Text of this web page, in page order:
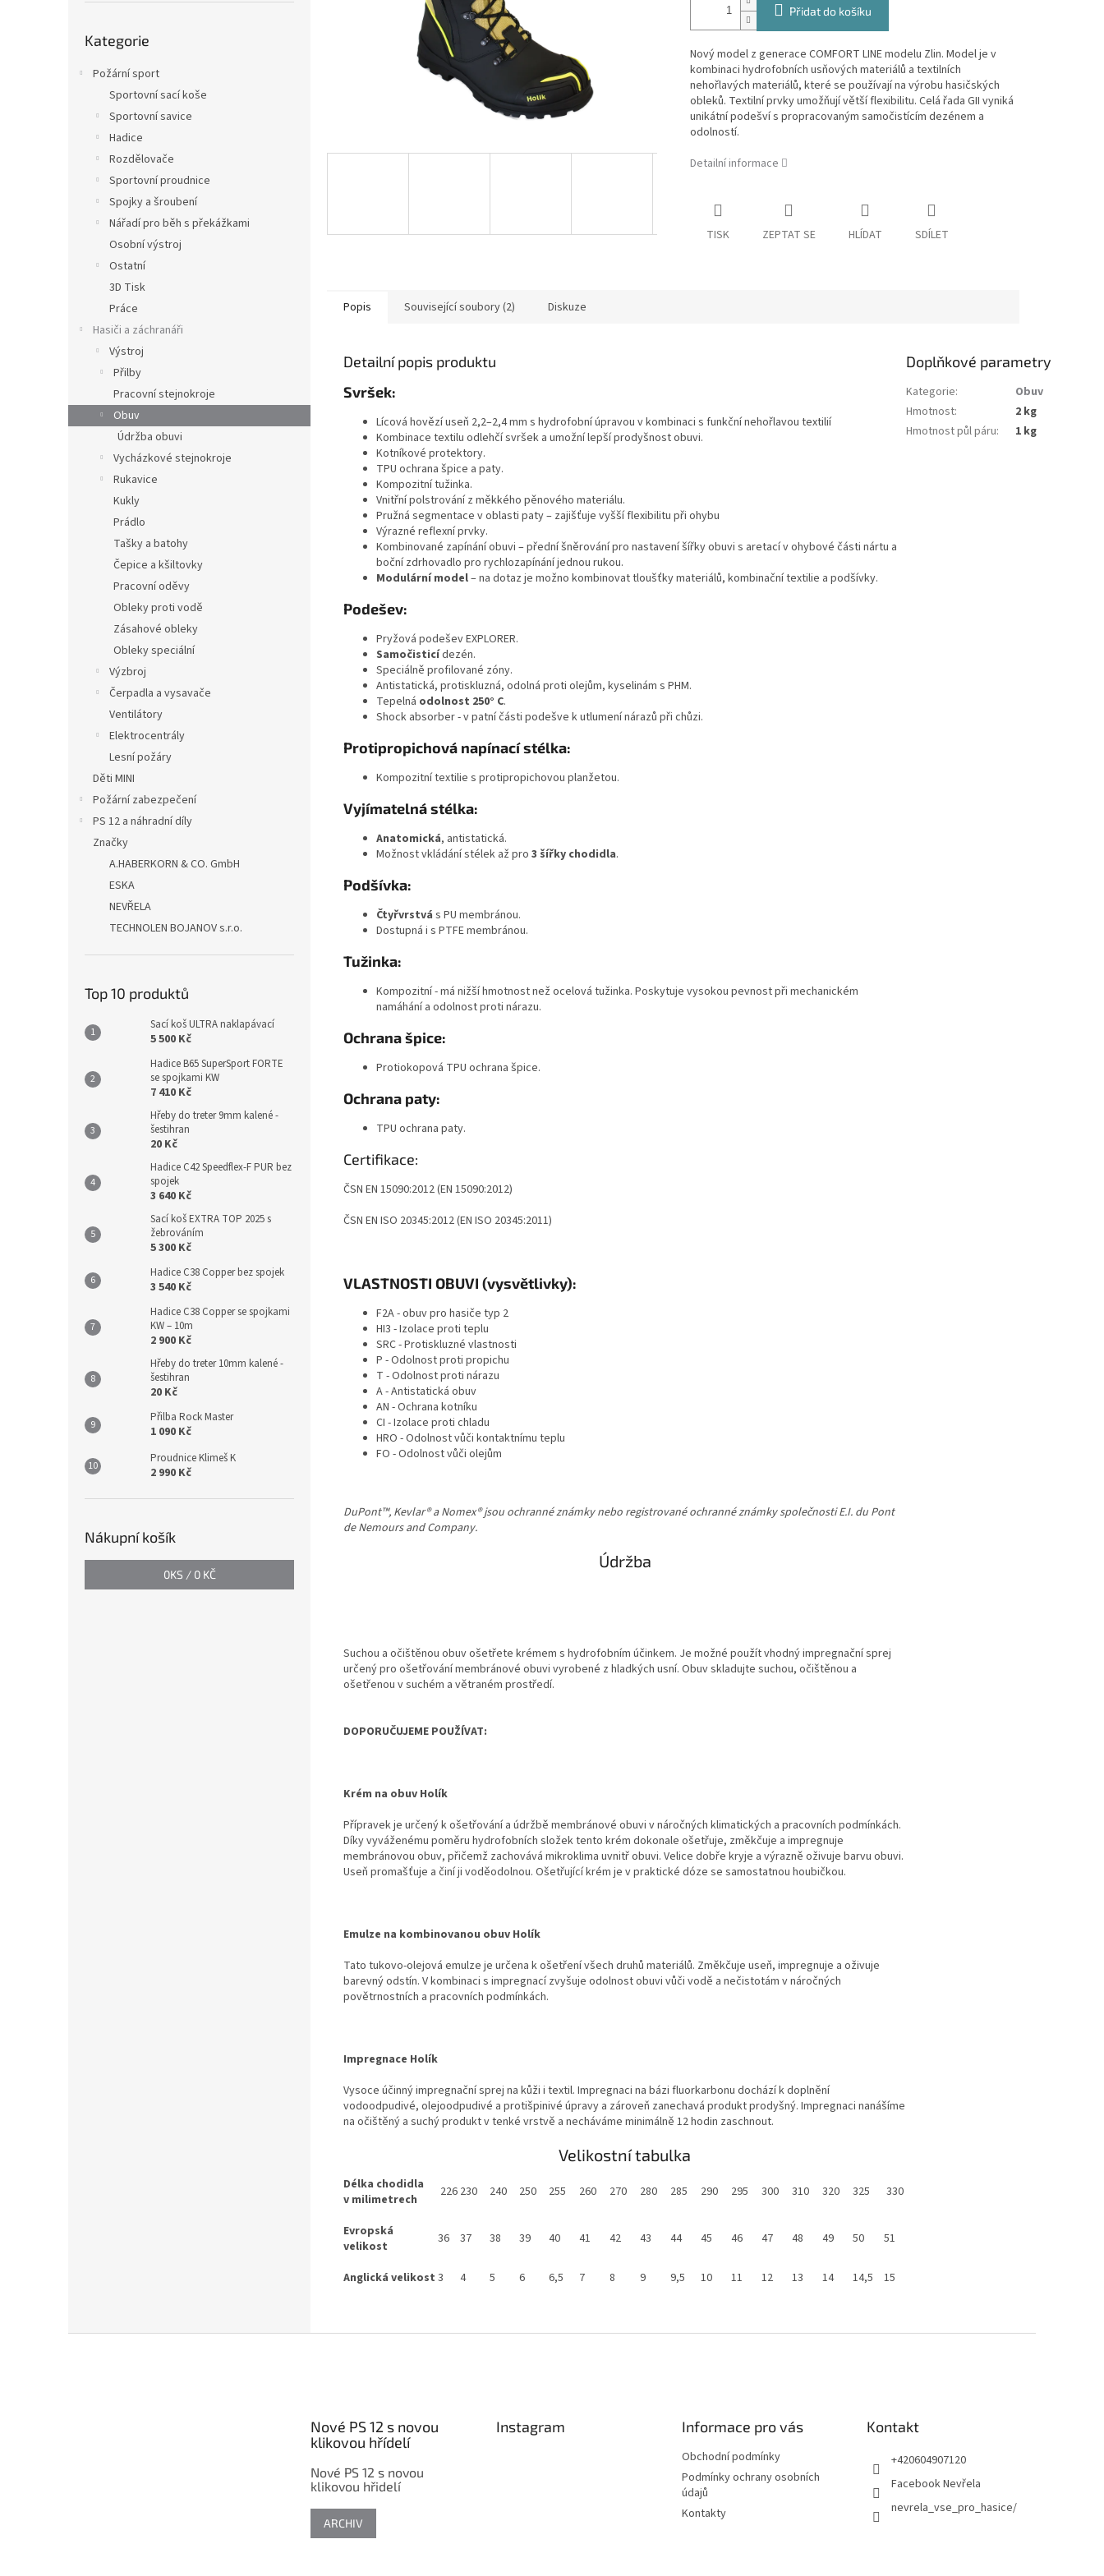
kategorie
Kategorie
Požární sport
Sportovní sací koše
Sportovní savice
Hadice
Rozdělovače
Sportovní proudnice
Spojky a šroubení
Nářadí pro běh s překážkami
Osobní výstroj
Ostatní
3D Tisk
Práce
Hasiči a záchranáři
Výstroj
Přilby
Pracovní stejnokroje
Obuv
Údržba obuvi
Vycházkové stejnokroje
Rukavice
Kukly
Prádlo
Tašky a batohy
Čepice a kšiltovky
Pracovní oděvy
Obleky proti vodě
Zásahové obleky
Obleky speciální
Výzbroj
Čerpadla a vysavače
Ventilátory
Elektrocentrály
Lesní požáry
Děti MINI
Požární zabezpečení
PS 12 a náhradní díly
Značky
A.HABERKORN & CO. GmbH
ESKA
NEVŘELA
TECHNOLEN BOJANOV s.r.o.
Top 10 produktů
Sací koš ULTRA naklapávací
5 500 Kč
Hadice B65 SuperSport FORTE
se spojkami KW
7 410 Kč
Hřeby do treter 9mm kalené -
šestihran
20 Kč
Hadice C42 Speedflex-F PUR bez
spojek
3 640 Kč
Sací koš EXTRA TOP 2025 s
žebrováním
5 300 Kč
Hadice C38 Copper bez spojek
3 540 Kč
Hadice C38 Copper se spojkami
KW – 10m
2 900 Kč
Hřeby do treter 10mm kalené -
šestihran
20 Kč
Přilba Rock Master
1 090 Kč
Proudnice Klimeš K
2 990 Kč
Nákupní košík
0KS / 0 KČ
Přidat do košíku
Nový model z generace COMFORT LINE modelu Zlin. Model je v
kombinaci hydrofobních usňových materiálů a textilních
nehořlavých materiálů, které se používají na výrobu hasičských
obleků. Textilní prvky umožňují větší flexibilitu. Celá řada GII vyniká
unikátní podešví s propracovaným samočistícím dezénem a
odolností.
Detailní informace
TISK ZEPTAT SE HLÍDAT SDÍLET
Popis Související soubory (2) Diskuze
Detailní popis produktu
Svršek:
Lícová hovězí useň 2,2–2,4 mm s hydrofobní úpravou v kombinaci s funkční nehořlavou textilií
Kombinace textilu odlehčí svršek a umožní lepší prodyšnost obuvi.
Kotníkové protektory.
TPU ochrana špice a paty.
Kompozitní tužinka.
Vnitřní polstrování z měkkého pěnového materiálu.
Pružná segmentace v oblasti paty – zajišťuje vyšší flexibilitu při ohybu
Výrazné reflexní prvky.
Kombinované zapínání obuvi – přední šněrování pro nastavení šířky obuvi s aretací v ohybové části nártu a
boční zdrhovadlo pro rychlozapínání jednou rukou.
Modulární model– na dotaz je možno kombinovat tloušťky materiálů, kombinační textilie a podšívky.
Podešev:
Pryžová podešev EXPLORER.
Samočisticídezén.
Speciálně profilované zóny.
Antistatická, protiskluzná, odolná proti olejům, kyselinám s PHM.
Tepelná odolnost 250° C.
Shock absorber - v patní části podešve k utlumení nárazů při chůzi.
Protipropichová napínací stélka:
Kompozitní textilie s protipropichovou planžetou.
Vyjímatelná stélka:
Anatomická, antistatická.
Možnost vkládání stélek až pro 3 šířky chodidla.
Podšívka:
Čtyřvrstvá s PU membránou.
Dostupná i s PTFE membránou.
Tužinka:
Kompozitní - má nižší hmotnost než ocelová tužinka. Poskytuje vysokou pevnost při mechanickém
namáhání a odolnost proti nárazu.
Ochrana špice:
Protiokopová TPU ochrana špice.
Ochrana paty:
TPU ochrana paty.
Certifikace:
ČSN EN 15090:2012 (EN 15090:2012)
ČSN EN ISO 20345:2012 (EN ISO 20345:2011)
VLASTNOSTI OBUVI (vysvětlivky):
F2A - obuv pro hasiče typ 2
HI3 - Izolace proti teplu
SRC - Protiskluzné vlastnosti
P - Odolnost proti propichu
T - Odolnost proti nárazu
A - Antistatická obuv
AN - Ochrana kotníku
CI - Izolace proti chladu
HRO - Odolnost vůči kontaktnímu teplu
FO - Odolnost vůči olejům
DuPont™, Kevlar® a Nomex® jsou ochranné známky nebo registrované ochranné známky společnosti E.I. du Pont
de Nemours and Company.
Údržba
Suchou a očištěnou obuv ošetřete krémem s hydrofobním účinkem. Je možné použít vhodný impregnační sprej
určený pro ošetřování membránové obuvi vyrobené z hladkých usní. Obuv skladujte suchou, očištěnou a
ošetřenou v suchém a větraném prostředí.
DOPORUČUJEME POUŽÍVAT:
Krém na obuv Holík
Přípravek je určený k ošetřování a údržbě membránové obuvi v náročných klimatických a pracovních podmínkách.
Díky vyváženému poměru hydrofobních složek tento krém dokonale ošetřuje, změkčuje a impregnuje
membránovou obuv, přičemž zachovává mikroklima uvnitř obuvi. Velice dobře kryje a výrazně oživuje barvu obuvi.
Useň promašťuje a činí ji voděodolnou. Ošetřující krém je v praktické dóze se samostatnou houbičkou.
Emulze na kombinovanou obuv Holík
Tato tukovo-olejová emulze je určena k ošetření všech druhů materiálů. Změkčuje useň, impregnuje a oživuje
barevný odstín. V kombinaci s impregnací zvyšuje odolnost obuvi vůči vodě a nečistotám v náročných
povětrnostních a pracovních podmínkách.
Impregnace Holík
Vysoce účinný impregnační sprej na kůži i textil. Impregnaci na bázi fluorkarbonu dochází k doplnění
vodoodpudivé, olejoodpudivé a protišpinivé úpravy a zároveň zanechavá produkt prodyšný. Impregnaci nanášíme
na očištěný a suchý produkt v tenké vrstvě a necháváme minimálně 12 hodin zaschnout.
Velikostní tabulka
Délka chodidla
v milimetrech
226 230 240 250 255 260 270 280 285 290 295 300 310 320 325 330
Evropská
velikost
36 37 38 39 40 41 42 43 44 45 46 47 48 49 50 51
Anglická velikost 3 4 5 6 6,5 7 8 9 9,5 10 11 12 13 14 14,5 15
Doplňkové parametry
Kategorie:
Obuv
Hmotnost:
2 kg
Hmotnost půl páru: 1 kg
Nové PS 12 s novou
klikovou hřídelí
Nové PS 12 s novou
klikovou hřidelí
ARCHIV
Instagram Informace pro vás
Obchodní podmínky
Podmínky ochrany osobních
údajů
Kontakty
Kontakt
+420604907120
Facebook Nevřela
nevrela_vse_pro_hasice/